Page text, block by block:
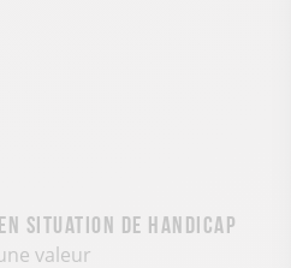
situation de handicap
valeur